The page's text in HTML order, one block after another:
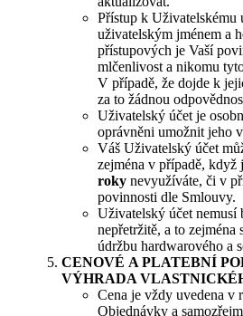
Přístup k Uživatelskému
uživatelským jménem a
přístupových je Vaší
mlčenlivost a nikomu
V případě, že dojde k
za to žádnou
Uživatelský účet je
oprávněni umožnit jeho
Váš Uživatelský účet
zejména v případě, když
roky nevyužíváte, či v
povinnosti dle Smlouvy.
Uživatelský účet nemusí
nepřetržitě, a to zejména
údržbu hardwarového a
CENOVÉ A PLATEBNÍ
VÝHRADA
Cena je vždy uvedena v
Objednávky a